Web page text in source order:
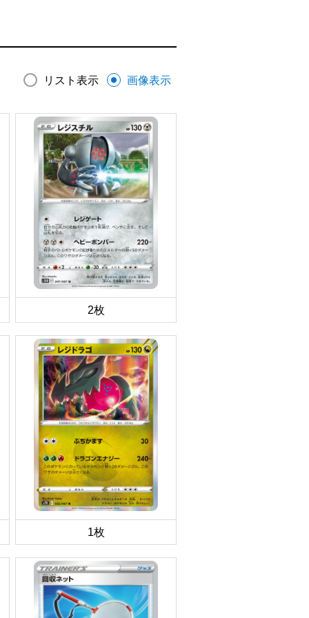
リスト表示 画像表示
2枚
1枚